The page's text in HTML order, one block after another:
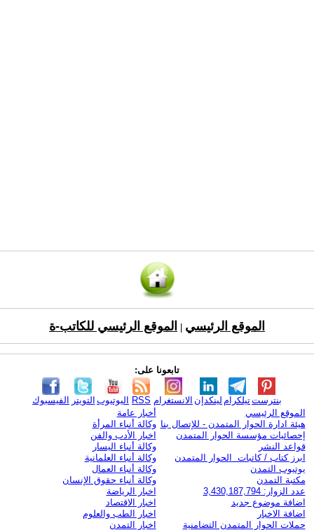
الموقع الرئيسي الموقع الرئيسي للكاتب-ة
تابعونا على:
الفيسبوك التويتر اليوتيوب RSS الانستغرام لينكدإن تيلكرامبنترست
الموقع الرئيسي
هيئة ادارة الحوار المتمدن - للإتصال بنا
إحصائيات مؤسسة الحوار المتمدن
قواعد النشر
ابرز كتاب / كاتبات الحوار المتمدن
يوتيوب التمدن
مكتبة التمدن
عدد الزوار: 3,430,187,794
اضافة موضوع جديد
اضافة الاخبار
حملات الحوار المتمدن التضامنية
أخبار عامة
وكالة أنباء المرأة
اخبار الأدب والفن
وكالة أنباء اليسار
وكالة أنباء العلمانية
وكالة أنباء العمال
وكالة أنباء حقوق الإنسان
اخبار الرياضة
اخبار الاقتصاد
اخبار الطب والعلوم
اخبار التمدن